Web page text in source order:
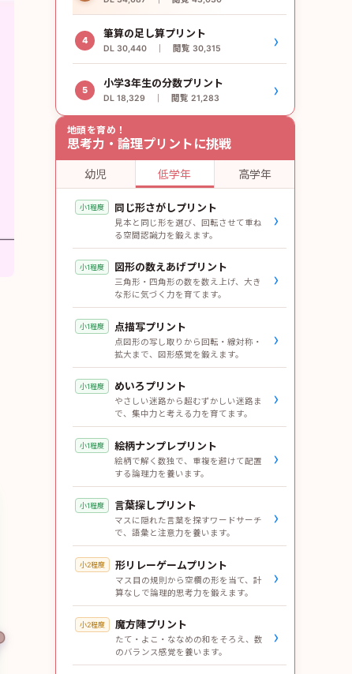
4
筆算の足し算プリント
DL 30,440 ｜ 閲覧 30,315 ›
5
小学3年生の分数プリント
DL 18,329 ｜ 閲覧 21,283 ›
地頭を育め！
思考力・論理プリントに挑戦
幼児 低学年 高学年
小1程度 同じ形さがしプリント
見本と同じ形を選び、回転させて重ね
る空間認識力を鍛えます。
›
小1程度 図形の数えあげプリント
三角形・四角形の数を数え上げ、大き
な形に気づく力を育てます。
›
小1程度 点描写プリント
点図形の写し取りから回転・線対称・
拡大まで、図形感覚を鍛えます。
›
小1程度 めいろプリント
やさしい迷路から超むずかしい迷路ま
で、集中力と考える力を育てます。
›
小1程度 絵柄ナンプレプリント
絵柄で解く数独で、重複を避けて配置
する論理力を養います。
›
小1程度 言葉探しプリント
マスに隠れた言葉を探すワードサーチ
で、語彙と注意力を養います。
›
小2程度 形リレーゲームプリント
マス目の規則から空欄の形を当て、計
算なしで論理的思考力を鍛えます。
›
小2程度 魔方陣プリント
たて・よこ・ななめの和をそろえ、数
のバランス感覚を養います。
›